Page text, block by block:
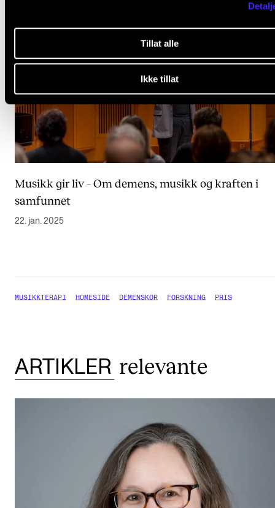
Tillat alle
Ikke tillat
Musikk gir liv – Om demens, musikk og kraften i
samfunnet
22. jan. 2025
MUSIKKTERAPI HOMESIDE DEMENSKOR FORSKNING PRIS
ARTIKLER relevante